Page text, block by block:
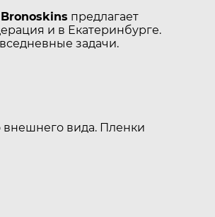
Bronoskins предлагает
и в Екатеринбурге.
задачи.
внешнего вида. Пленки